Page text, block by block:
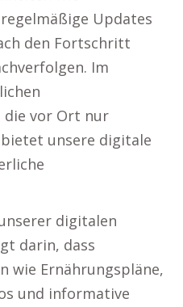
Updates
den Fortschritt
Im
die vor Ort nur
unsere digitale
digitalen
darin, dass
wie Ernährungspläne,
und informative